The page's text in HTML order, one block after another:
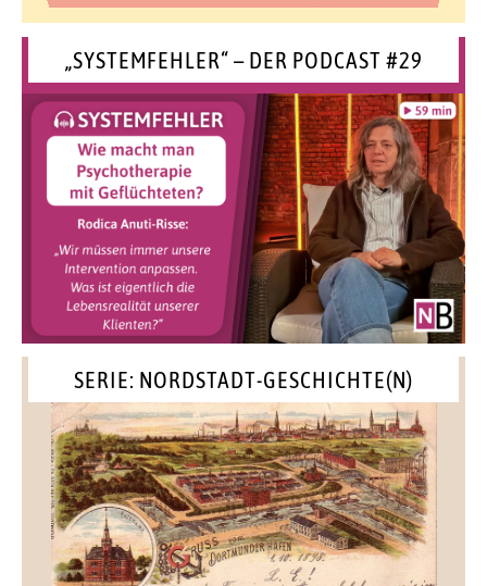
„SYSTEMFEHLER“ – DER PODCAST #29
SERIE: NORDSTADT-GESCHICHTE(N)